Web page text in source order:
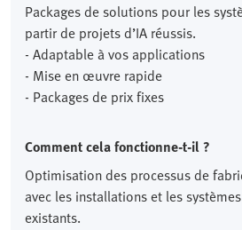
Packages de solutions pour les
partir de projets d’IA réussis.
- Adaptable à vos applications
- Mise en œuvre rapide
- Packages de prix fixes
Comment cela fonctionne-t-il ?
Optimisation des processus de
avec les installations et les
existants.